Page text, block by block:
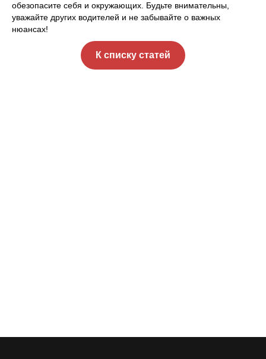
обезопасите себя и окружающих. Будьте внимательны,
уважайте других водителей и не забывайте о важных
нюансах!
К списку статей